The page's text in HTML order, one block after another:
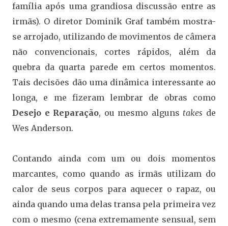
família após uma grandiosa discussão entre as
irmãs). O diretor Dominik Graf também mostra-
se arrojado, utilizando de movimentos de câmera
não convencionais, cortes rápidos, além da
quebra da quarta parede em certos momentos.
Tais decisões dão uma dinâmica interessante ao
longa, e me fizeram lembrar de obras como
Desejo e Reparação, ou mesmo alguns takes de
Wes Anderson.
Contando ainda com um ou dois momentos
marcantes, como quando as irmãs utilizam do
calor de seus corpos para aquecer o rapaz, ou
ainda quando uma delas transa pela primeira vez
com o mesmo (cena extremamente sensual, sem